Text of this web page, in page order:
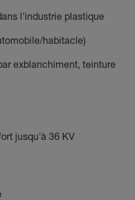
l'industrie plastique
habitacle)
exblanchiment, teinture
jusqu'à 36 KV